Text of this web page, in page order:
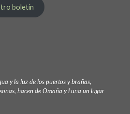
boletín
y la luz de los puertos y brañas,
hacen de Omaña y Luna un lugar